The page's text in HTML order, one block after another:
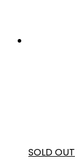
SOLD OUT